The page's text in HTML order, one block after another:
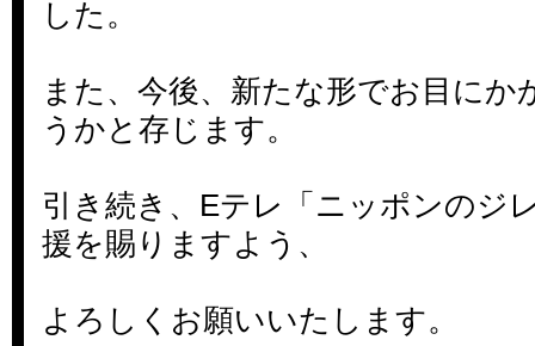
した。
また、今後、新たな形でお目にか
うかと存じます。
引き続き、Eテレ「ニッポンのジ
援を賜りますよう、
よろしくお願いいたします。